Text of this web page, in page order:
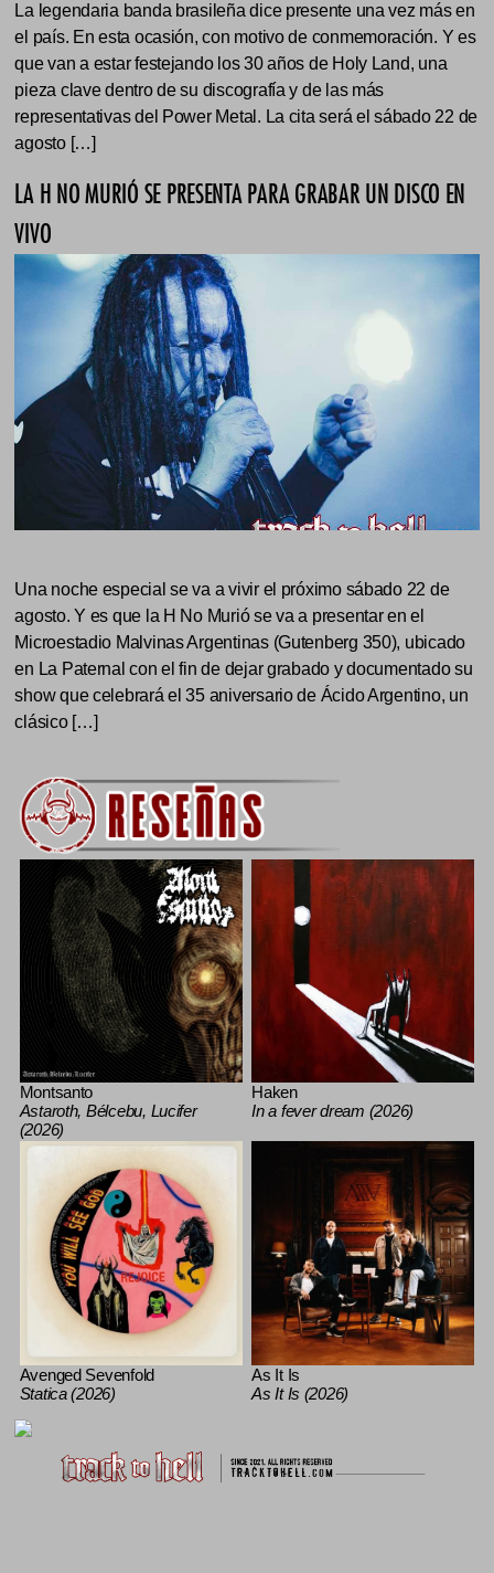
La legendaria banda brasileña dice presente una vez más en
el país. En esta ocasión, con motivo de conmemoración. Y es
que van a estar festejando los 30 años de Holy Land, una
pieza clave dentro de su discografía y de las más
representativas del Power Metal. La cita será el sábado 22 de
agosto […]
LA H NO MURIÓ SE PRESENTA PARA GRABAR UN DISCO EN
VIVO
Una noche especial se va a vivir el próximo sábado 22 de
agosto. Y es que la H No Murió se va a presentar en el
Microestadio Malvinas Argentinas (Gutenberg 350), ubicado
en La Paternal con el fin de dejar grabado y documentado su
show que celebrará el 35 aniversario de Ácido Argentino, un
clásico […]
Montsanto
Astaroth, Bélcebu, Lucifer
(2026)
Haken
In a fever dream (2026)
Avenged Sevenfold
Statica (2026)
As It Is
As It Is (2026)